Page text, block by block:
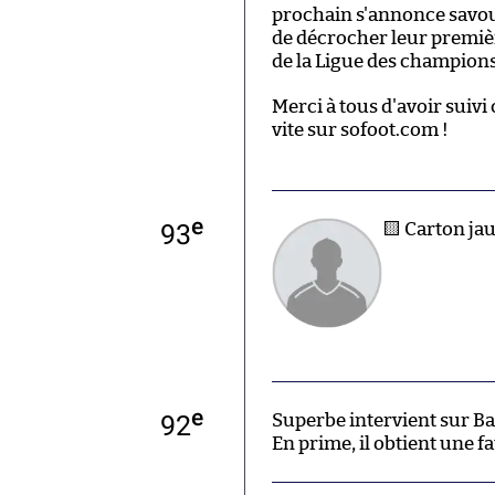
prochain s'annonce
de décrocher leur
de la Ligue des
Merci à tous d'avoir suivi
vite sur sofoot.com !
93e 🟨 Carton
92e
Superbe intervient sur
En prime, il obtient une